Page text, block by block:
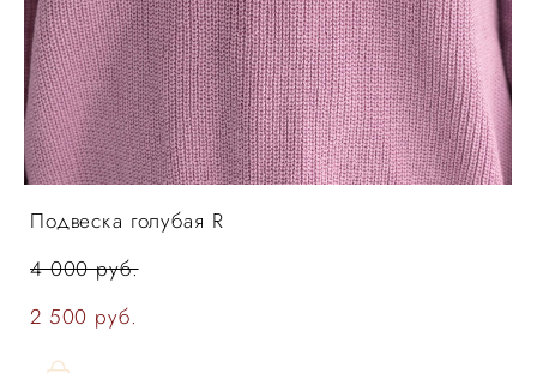
Подвеска голубая R
4 000 pуб.
2 500 pуб.